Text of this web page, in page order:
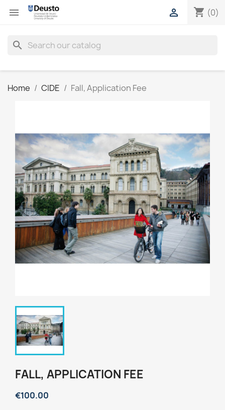
 shopping_cart (0)

search
Home CIDE Fall, Application Fee
FALL, APPLICATION FEE
€100.00